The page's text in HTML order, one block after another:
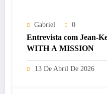
Gabriel 0
Entrevista com Jean-
WITH A MISSION
13 De Abril De 2026